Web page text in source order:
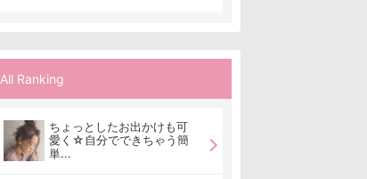
All Ranking
ちょっとしたお出かけも可
愛く☆自分でできちゃう簡
単...